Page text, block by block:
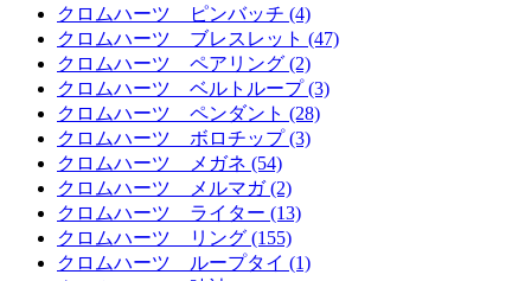
クロムハーツ ピンバッチ (4)
クロムハーツ ブレスレット (47)
クロムハーツ ペアリング (2)
クロムハーツ ベルトループ (3)
クロムハーツ ペンダント (28)
クロムハーツ ボロチップ (3)
クロムハーツ メガネ (54)
クロムハーツ メルマガ (2)
クロムハーツ ライター (13)
クロムハーツ リング (155)
クロムハーツ ループタイ (1)